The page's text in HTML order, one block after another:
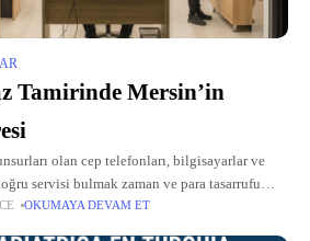
Tamirinde Mersin’in
olan cep telefonları, bilgisayarlar ve
servisi bulmak zaman ve para tasarrufu
bilgisayar tamir, mersin telefon tamir ve
OKUMAYA DEVAM ET